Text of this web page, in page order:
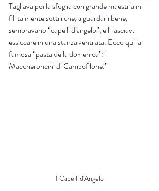
Tagliava poi la sfoglia con grande maestria in
fili talmente sottili che, a guardarli bene,
sembravano “capelli d’angelo”, e li lasciava
essiccare in una stanza ventilata. Ecco qui la
famosa “pasta della domenica”: i
Maccheroncini di Campofilone.”
I Capelli d'Angelo